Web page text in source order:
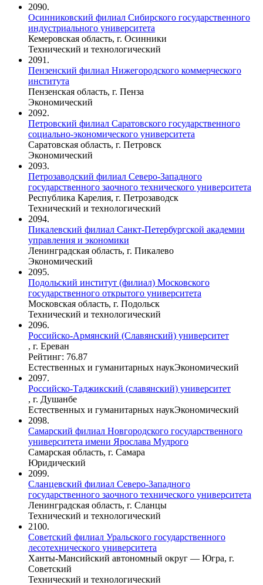
2090.
Осинниковский филиал Сибирского государственного
индустриального университета
Кемеровская область, г. Осинники
Технический и технологический
2091.
Пензенский филиал Нижегородского коммерческого
института
Пензенская область, г. Пенза
Экономический
2092.
Петровский филиал Саратовского государственного
социально-экономического университета
Саратовская область, г. Петровск
Экономический
2093.
Петрозаводский филиал Северо-Западного
государственного заочного технического университета
Республика Карелия, г. Петрозаводск
Технический и технологический
2094.
Пикалевский филиал Санкт-Петербургской академии
управления и экономики
Ленинградская область, г. Пикалево
Экономический
2095.
Подольский институт (филиал) Московского
государственного открытого университета
Московская область, г. Подольск
Технический и технологический
2096.
Российско-Армянский (Славянский) университет
, г. Ереван
Рейтинг: 76.87
Естественных и гуманитарных наукЭкономический
2097.
Российско-Таджикский (славянский) университет
, г. Душанбе
Естественных и гуманитарных наукЭкономический
2098.
Самарский филиал Новгородского государственного
университета имени Ярослава Мудрого
Самарская область, г. Самара
Юридический
2099.
Сланцевский филиал Северо-Западного
государственного заочного технического университета
Ленинградская область, г. Сланцы
Технический и технологический
2100.
Советский филиал Уральского государственного
лесотехнического университета
Ханты-Мансийский автономный округ — Югра, г.
Советский
Технический и технологический